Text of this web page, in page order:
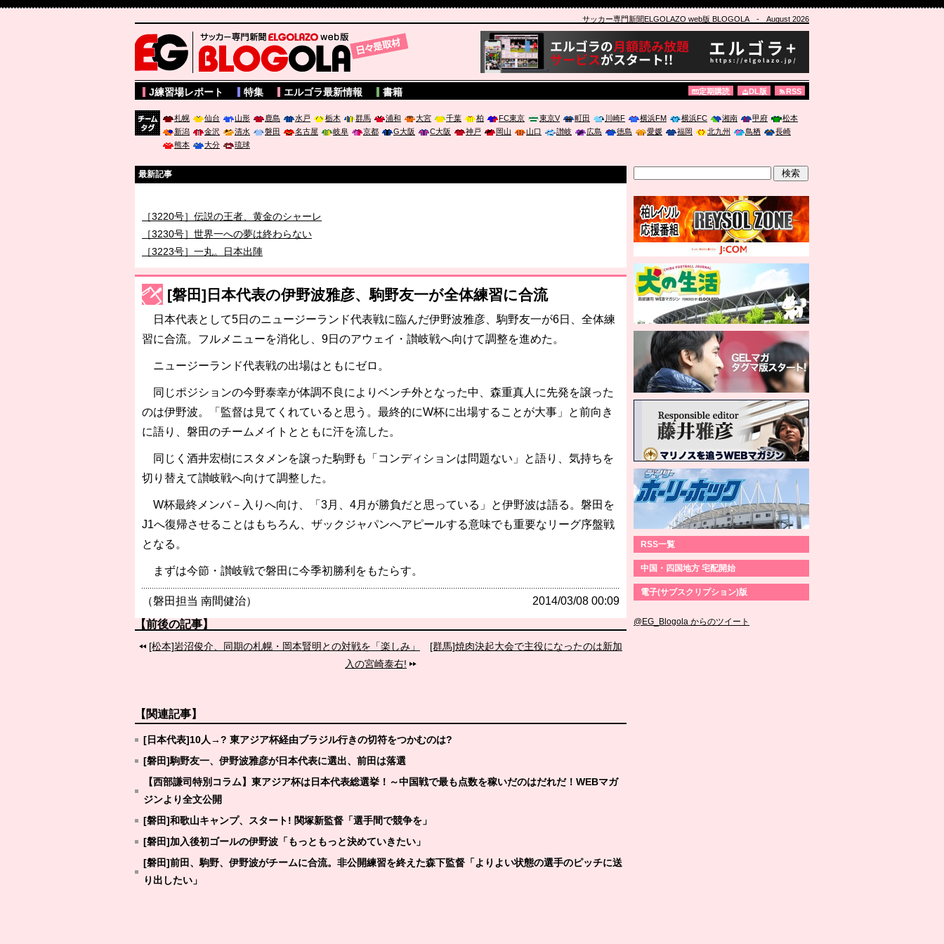
サッカー専門新聞ELGOLAZO web版 BLOGOLA- August 2026
サッカー専門新聞ELGOLAZO web版 BLOGOLA
J練習場レポート 特集 エルゴラ最新情報 書籍 定期購読 DL版 RSS
札幌 仙台 山形 鹿島 水戸 栃木 群馬 浦和 大宮 千葉 柏 FC東京 東京V 町田 川崎F 横浜FM 横浜FC 湘南 甲府
松本
新潟
金沢 清水 磐田 名古屋 岐阜 京都 G大阪 C大阪 神戸 岡山 山口 讃岐 広島 徳島 愛媛 福岡 北九州 鳥栖
長崎
熊本
大分 琉球
最新記事
［3220号］伝説の王者、黄金のシャーレ
［3230号］世界一への夢は終わらない
［3223号］一丸。日本出陣
［3222号］史上最大のW杯開幕 注目は「個」
長谷川 アーリアジャスールさんがシンポジウム「気候変動から命を守る ～エネルギー危機時代の猛暑対策～」に登壇
[磐田]日本代表の伊野波雅彦、駒野友一が全体練習に合流
日本代表として5日のニュージーランド代表戦に臨んだ伊野波雅彦、駒野友一が6日、全体練
習に合流。フルメニューを消化し、9日のアウェイ・讃岐戦へ向けて調整を進めた。
ニュージーランド代表戦の出場はともにゼロ。
同じポジションの今野泰幸が体調不良によりベンチ外となった中、森重真人に先発を譲った
のは伊野波。「監督は見てくれていると思う。最終的にW杯に出場することが大事」と前向き
に語り、磐田のチームメイトとともに汗を流した。
同じく酒井宏樹にスタメンを譲った駒野も「コンディションは問題ない」と語り、気持ちを
切り替えて讃岐戦へ向けて調整した。
W杯最終メンバ－入りへ向け、「3月、4月が勝負だと思っている」と伊野波は語る。磐田を
J1へ復帰させることはもちろん、ザックジャパンへアピールする意味でも重要なリーグ序盤戦
となる。
まずは今節・讃岐戦で磐田に今季初勝利をもたらす。
（磐田担当 南間健治） 2014/03/08 00:09
【前後の記事】
[松本]岩沼俊介、同期の札幌・岡本賢明との対戦を「楽しみ」
[群馬]焼肉決起大会で主役になったのは新加
入の宮崎泰右!
【関連記事】
[日本代表]10人→? 東アジア杯経由ブラジル行きの切符をつかむのは?
[磐田]駒野友一、伊野波雅彦が日本代表に選出、前田は落選
【西部謙司特別コラム】東アジア杯は日本代表総選挙！～中国戦で最も点数を稼いだのはだれだ！WEBマガ
ジンより全文公開
[磐田]和歌山キャンプ、スタート! 関塚新監督「選手間で競争を」
[磐田]加入後初ゴールの伊野波「もっともっと決めていきたい」
[磐田]前田、駒野、伊野波がチームに合流。非公開練習を終えた森下監督「よりよい状態の選手のピッチに送
り出したい」
RSS一覧
中国・四国地方 宅配開始
電子(サブスクリプション)版
@EG_Blogola からのツイート